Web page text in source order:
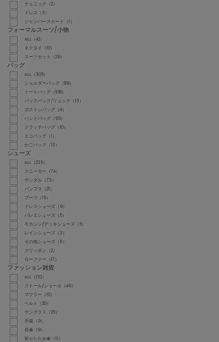
チュニック（2）
ドレス（3）
ジャンパースカート（1）
フォーマルスーツ/小物
ALL（42）
ネクタイ（10）
スーツセット（29）
バッグ
ALL（305）
ショルダーバッグ（89）
トートバッグ（108）
バックパック/リュック（13）
ボストンバッグ（4）
ハンドバッグ（65）
クラッチバッグ（10）
エコバッグ（1）
かごバッグ（13）
シューズ
ALL（235）
スニーカー（74）
サンダル（73）
パンプス（21）
ブーツ（15）
ドレスシューズ（9）
バレエシューズ（5）
モカシン/デッキシューズ（5）
レインシューズ（3）
その他シューズ（11）
スリッポン（2）
ローファー（17）
ファッション雑貨
ALL（132）
ストール/ショール（46）
マフラー（10）
ベルト（20）
サングラス（25）
手袋（9）
長傘（9）
折りたたみ傘（11）